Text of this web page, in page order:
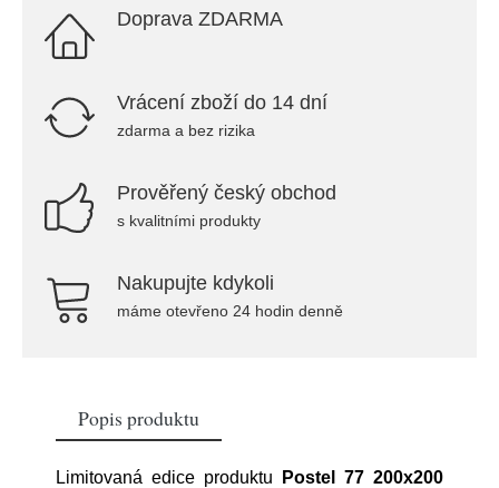
Doprava ZDARMA
Vrácení zboží do 14 dní
zdarma a bez rizika
Prověřený český obchod
s kvalitními produkty
Nakupujte kdykoli
máme otevřeno 24 hodin denně
Popis produktu
Limitovaná edice produktu
Postel 77 200x200